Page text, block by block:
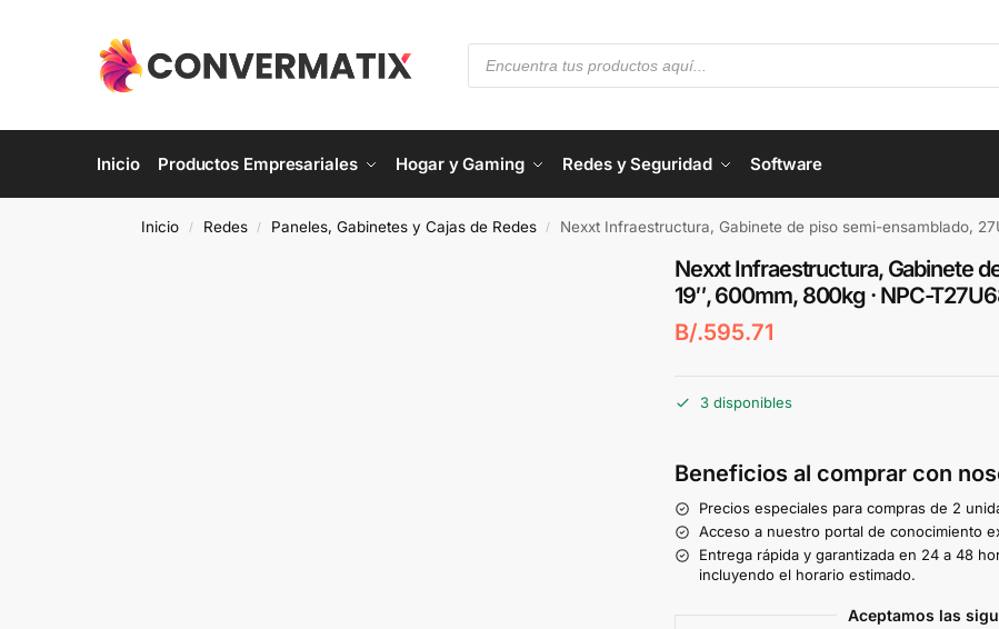
Inicio Productos Empresariales Hogar y Gaming Redes y Seguridad Software
Inicio / Redes / Paneles, Gabinetes y Cajas de Redes / Nexxt Infraestructura, Gabinete de piso semi-ensamblado,
Nexxt Infraestructura, Gabinete
19″, 600mm, 800kg · NPC-
B/.595.71
3 disponibles
Beneficios al comprar con
Precios especiales para compras de 2
Acceso a nuestro portal de conocimiento
Entrega rápida y garantizada en 24 a 48
incluyendo el horario estimado.
Aceptamos las